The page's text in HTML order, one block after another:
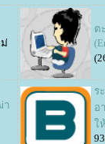
ต
า
ร
อ
ห้